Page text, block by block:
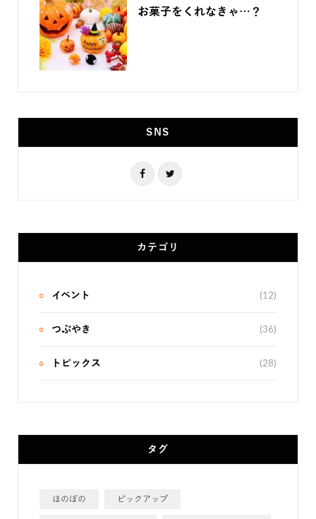
お菓子をくれなきゃ…？
SNS
F
e
T
t
カテゴリ
イベント (12)
つぶやき (36)
トピックス (28)
タグ
ほのぼの ピックアップ